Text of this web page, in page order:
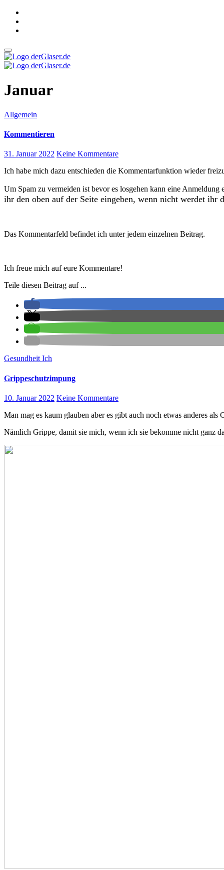
Zum
Inhalt
springen
derGlaser.de
derGlaser.de
Januar
Allgemein
Kommentieren
31. Januar 2022 Keine Kommentare
Ich habe mich dazu entschieden die Kommentarfunktion wieder
Um Spam zu vermeiden ist bevor es losgehen kann eine
ihr den oben auf der Seite eingeben, wenn nicht werdet ihr
Das Kommentarfeld befindet ich unter jedem einzelnen Beitrag.
Ich freue mich auf eure Kommentare!
Teile diesen Beitrag auf ...
GesundheitIch
Grippeschutzimpung
10. Januar 2022 Keine Kommentare
Man mag es kaum glauben aber es gibt auch noch etwas anderes als
Nämlich Grippe, damit sie mich, wenn ich sie bekomme nicht ganz